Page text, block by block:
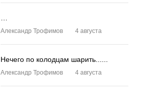
Александр Трофимов 4 августа
Нечего по колодцам шарить......
Александр Трофимов 4 августа